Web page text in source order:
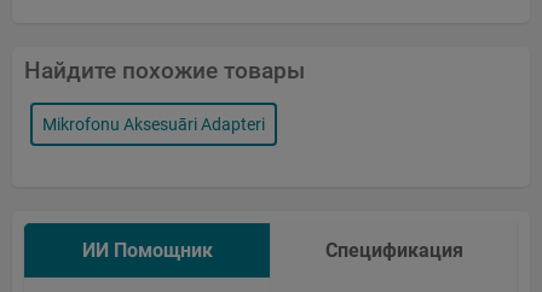
Найдите похожие товары
Mikrofonu Aksesuāri Adapteri
ИИ Помощник Спецификация